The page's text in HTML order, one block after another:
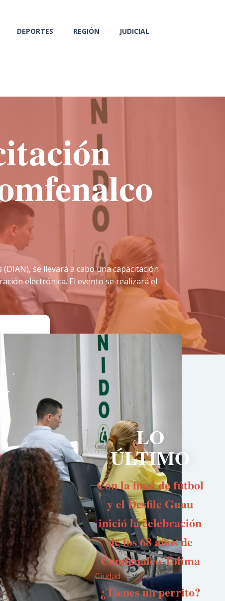
DEPORTES REGIÓN JUDICIAL
se llevará a cabo una capacitación
electrónica. El evento se realizará el
LO
ÚLTIMO
Con la final de fútbol
y el Desfile Guau
inició la celebración
de los 68 años de
Comfenalco Tolima
Ciudad
¿Tienes un perrito?